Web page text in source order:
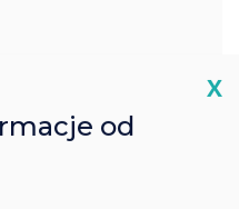
Zatoce
X
od